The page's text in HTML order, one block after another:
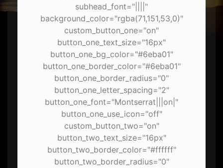
subhead_font="||||"
background_color="rgba(71,151,53,0)"
custom_button_one="on"
button_one_text_size="16px"
button_one_bg_color="#6eba01"
button_one_border_color="#6eba01"
button_one_border_radius="0"
button_one_letter_spacing="2"
button_one_font="Montserrat|||on|"
button_one_use_icon="off"
custom_button_two="on"
button_two_text_size="16px"
button_two_border_color="#ffffff"
button_two_border_radius="0"